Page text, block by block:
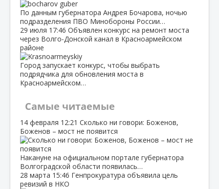
По данным губернатора Андрея Бочарова, ночью
подразделения ПВО Минобороны России…
29 июля 17:46 Объявлен конкурс на ремонт моста
через Волго‑Донской канал в Красноармейском
районе
Город запускает конкурс, чтобы выбрать
подрядчика для обновления моста в
Красноармейском…
Самые читаемые
14 февраля 12:21 Сколько ни говори: Боженов,
Боженов – мост не появится
Накануне на официальном портале губернатора
Волгоградской области появилась…
28 марта 15:46 Генпрокуратура объявила цель
ревизий в НКО